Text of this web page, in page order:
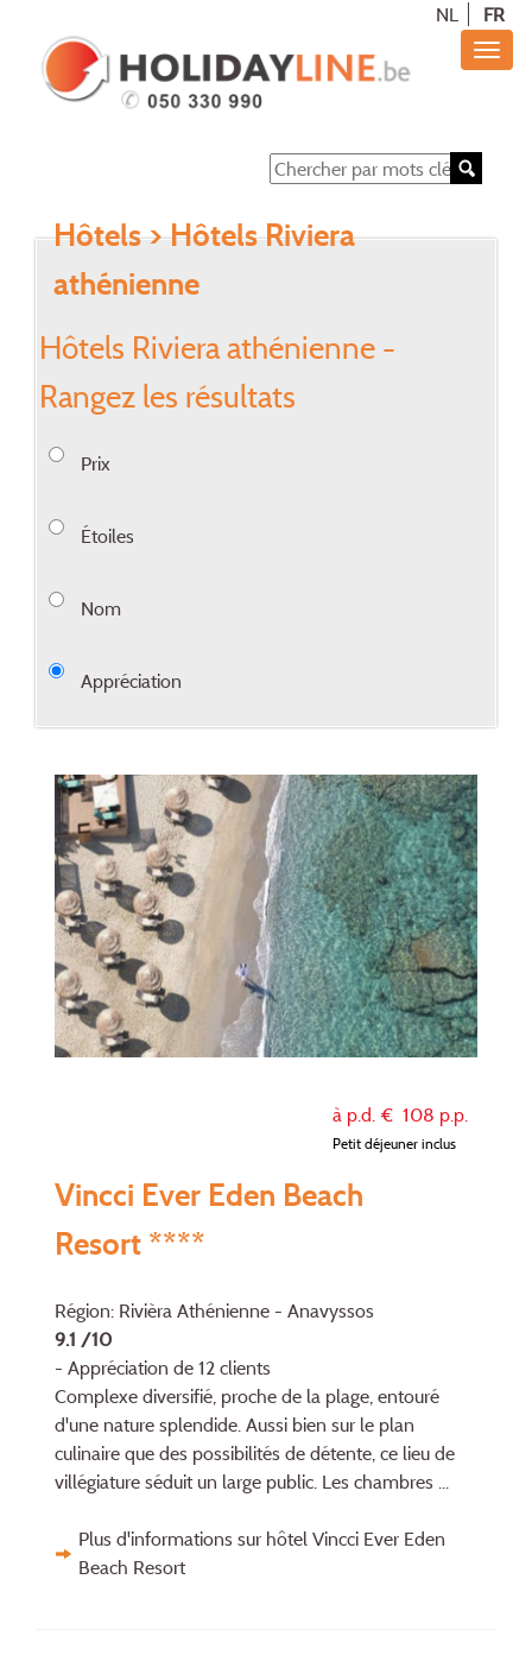
NL FR
Hôtels> Hôtels Riviera
athénienne
Hôtels Riviera athénienne -
Rangez les résultats
Prix
Étoiles
Nom
Appréciation
à p.d. € 108 p.p.
Petit déjeuner inclus
Vincci Ever Eden Beach
Resort ****
Région: Rivièra Athénienne - Anavyssos
9.1 /10
- Appréciation de 12 clients
Complexe diversifié, proche de la plage, entouré
d'une nature splendide. Aussi bien sur le plan
culinaire que des possibilités de détente, ce lieu de
villégiature séduit un large public. Les chambres ...
Plus d'informations sur hôtel Vincci Ever Eden
Beach Resort